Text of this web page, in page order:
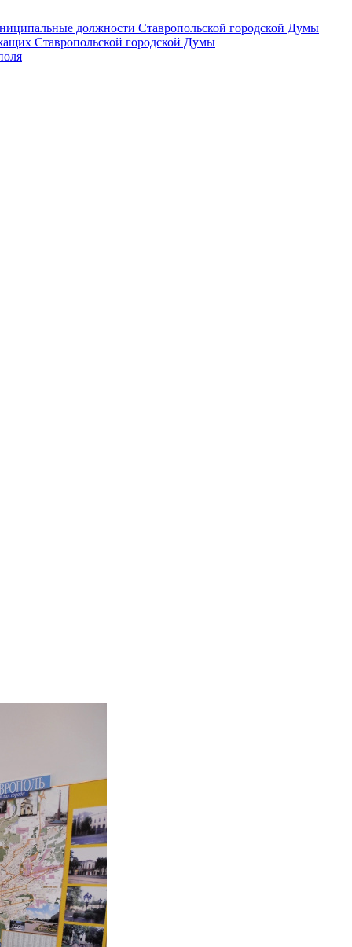
должности Ставропольской городской Думы
Ставропольской городской Думы